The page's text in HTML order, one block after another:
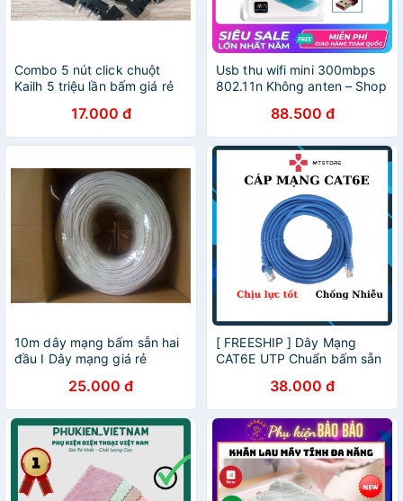
Combo 5 nút click chuột
Kailh 5 triệu lần bấm giá rẻ
17.000 đ
Usb thu wifi mini 300mbps
802.11n Không anten – Shop
88.500 đ
10m dây mạng bấm sẵn hai
đầu I Dây mạng giá rẻ
25.000 đ
[ FREESHIP ] Dây Mạng
CAT6E UTP Chuẩn bấm sẵn
38.000 đ